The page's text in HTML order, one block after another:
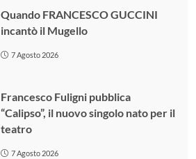
Quando FRANCESCO GUCCINI
incantò il Mugello
7 Agosto 2026
Francesco Fuligni pubblica
“Calipso”, il nuovo singolo nato per il
teatro
7 Agosto 2026